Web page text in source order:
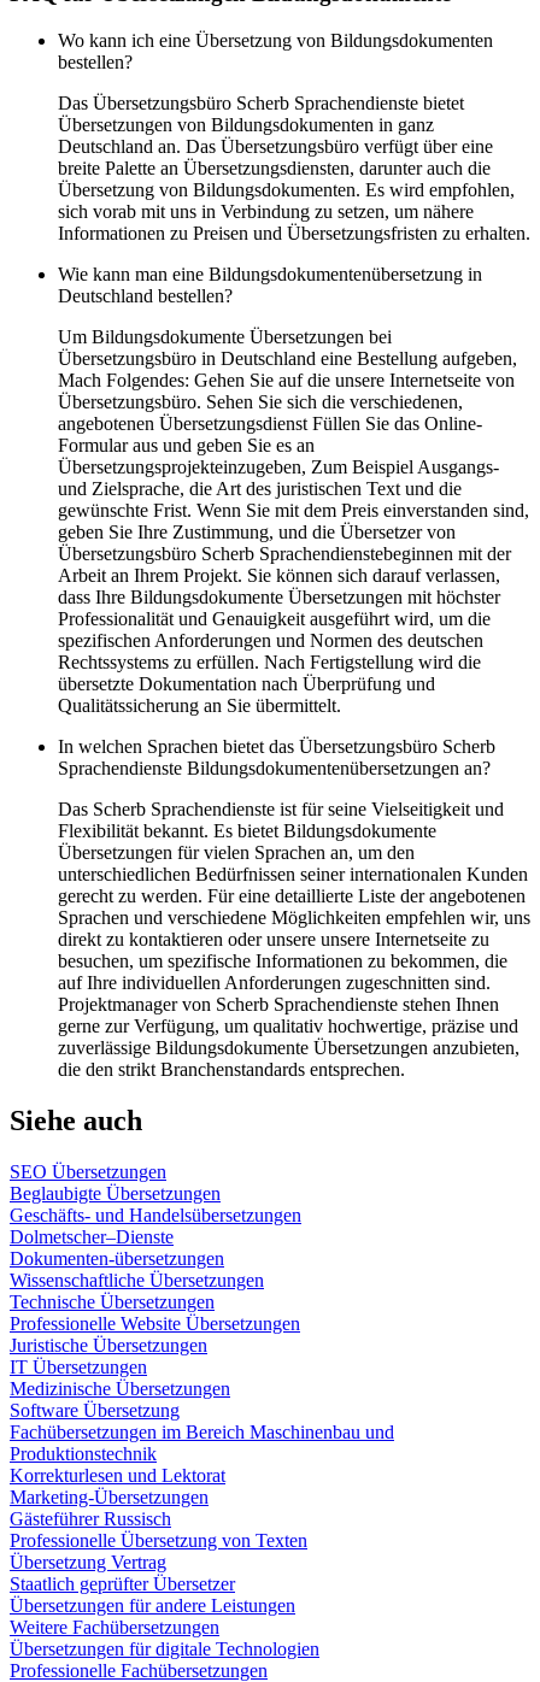
Wo kann ich eine Übersetzung von Bildungsdokumenten
bestellen?
Das Übersetzungsbüro Scherb Sprachendienste bietet
Übersetzungen von Bildungsdokumenten in ganz
Deutschland an. Das Übersetzungsbüro verfügt über eine
breite Palette an Übersetzungsdiensten, darunter auch die
Übersetzung von Bildungsdokumenten. Es wird empfohlen,
sich vorab mit uns in Verbindung zu setzen, um nähere
Informationen zu Preisen und Übersetzungsfristen zu erhalten.
Wie kann man eine Bildungsdokumentenübersetzung in
Deutschland bestellen?
Um Bildungsdokumente Übersetzungen bei
Übersetzungsbüro in Deutschland eine Bestellung aufgeben,
Mach Folgendes: Gehen Sie auf die unsere Internetseite von
Übersetzungsbüro. Sehen Sie sich die verschiedenen,
angebotenen Übersetzungsdienst Füllen Sie das Online-
Formular aus und geben Sie es an
Übersetzungsprojekteinzugeben, Zum Beispiel Ausgangs-
und Zielsprache, die Art des juristischen Text und die
gewünschte Frist. Wenn Sie mit dem Preis einverstanden sind,
geben Sie Ihre Zustimmung, und die Übersetzer von
Übersetzungsbüro Scherb Sprachendienstebeginnen mit der
Arbeit an Ihrem Projekt. Sie können sich darauf verlassen,
dass Ihre Bildungsdokumente Übersetzungen mit höchster
Professionalität und Genauigkeit ausgeführt wird, um die
spezifischen Anforderungen und Normen des deutschen
Rechtssystems zu erfüllen. Nach Fertigstellung wird die
übersetzte Dokumentation nach Überprüfung und
Qualitätssicherung an Sie übermittelt.
In welchen Sprachen bietet das Übersetzungsbüro Scherb
Sprachendienste Bildungsdokumentenübersetzungen an?
Das Scherb Sprachendienste ist für seine Vielseitigkeit und
Flexibilität bekannt. Es bietet Bildungsdokumente
Übersetzungen für vielen Sprachen an, um den
unterschiedlichen Bedürfnissen seiner internationalen Kunden
gerecht zu werden. Für eine detaillierte Liste der angebotenen
Sprachen und verschiedene Möglichkeiten empfehlen wir, uns
direkt zu kontaktieren oder unsere unsere Internetseite zu
besuchen, um spezifische Informationen zu bekommen, die
auf Ihre individuellen Anforderungen zugeschnitten sind.
Projektmanager von Scherb Sprachendienste stehen Ihnen
gerne zur Verfügung, um qualitativ hochwertige, präzise und
zuverlässige Bildungsdokumente Übersetzungen anzubieten,
die den strikt Branchenstandards entsprechen.
Siehe auch
SEO Übersetzungen
Beglaubigte Übersetzungen
Geschäfts- und Handelsübersetzungen
Dolmetscher–Dienste
Dokumenten-übersetzungen
Wissenschaftliche Übersetzungen
Technische Übersetzungen
Professionelle Website Übersetzungen
Juristische Übersetzungen
IT Übersetzungen
Medizinische Übersetzungen
Software Übersetzung
Fachübersetzungen im Bereich Maschinenbau und
Produktionstechnik
Korrekturlesen und Lektorat
Marketing-Übersetzungen
Gästeführer Russisch
Professionelle Übersetzung von Texten
Übersetzung Vertrag
Staatlich geprüfter Übersetzer
Übersetzungen für andere Leistungen
Weitere Fachübersetzungen
Übersetzungen für digitale Technologien
Professionelle Fachübersetzungen